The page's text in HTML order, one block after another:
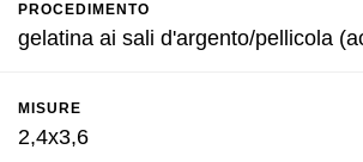
PROCEDIMENTO
gelatina ai sali d'argento/pellicola
MISURE
2,4x3,6